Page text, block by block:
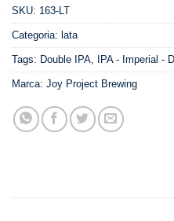
SKU: 163-LT
Categoria: lata
Tags: Double IPA, IPA - Imperial -
Marca: Joy Project Brewing